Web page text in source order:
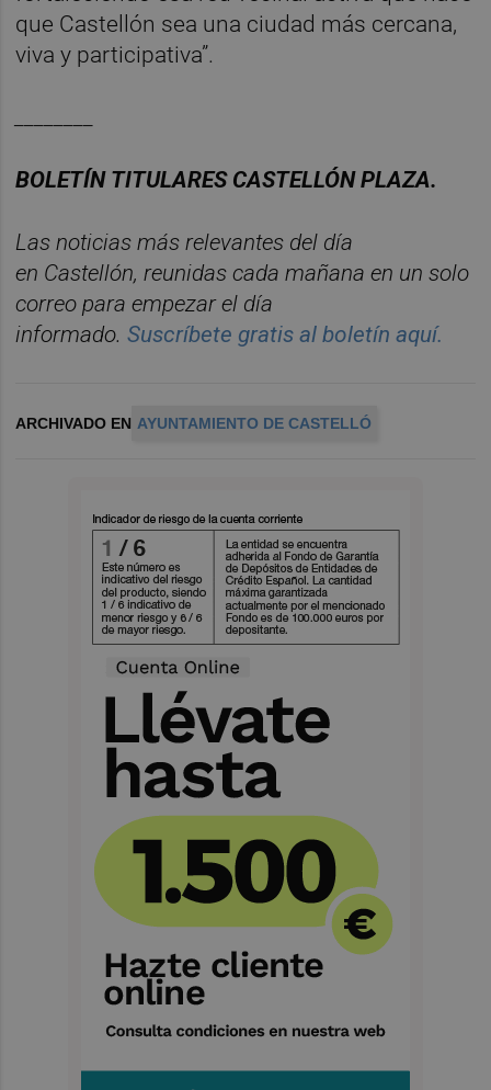
que Castellón sea una ciudad más cercana,
viva y participativa”.
BOLETÍNTITULARES CASTELLÓNPLAZA.
Las noticias más relevantes del día
en Castellón, reunidas cada mañana en un solo
correo para empezar el día
informado. Suscríbete gratis alboletín aquí.
ARCHIVADO EN AYUNTAMIENTO DE CASTELLÓ